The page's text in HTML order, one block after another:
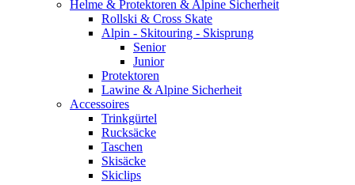
Helme & Protektoren & Alpine Sicherheit
Rollski & Cross Skate
Alpin - Skitouring - Skisprung
Senior
Junior
Protektoren
Lawine & Alpine Sicherheit
Accessoires
Trinkgürtel
Rucksäcke
Taschen
Skisäcke
Skiclips